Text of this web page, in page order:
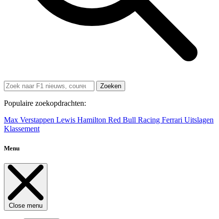
Zoeken
Populaire zoekopdrachten:
Max Verstappen Lewis Hamilton Red Bull Racing Ferrari Uitslagen
Klassement
Menu
Close menu